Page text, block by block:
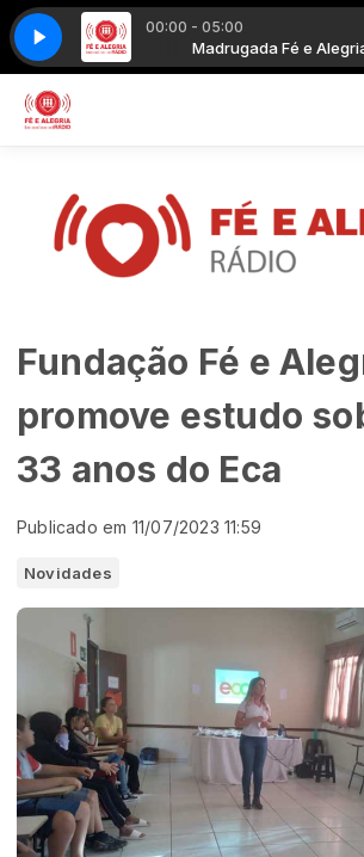
00:00 - 05:00
Madrugada Fé e Alegria
EDIÇÃO 2 FE ALEGRIA E EDUCAÇÃO
Fundação Fé e
promove estudo
33 anos do Eca
Publicado em 11/07/2023 11:59
Novidades